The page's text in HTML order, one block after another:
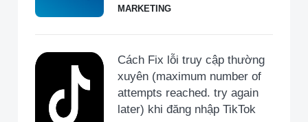
MARKETING
Cách Fix lỗi truy cập thường
xuyên (maximum number of
attempts reached. try again
later) khi đăng nhập TikTok